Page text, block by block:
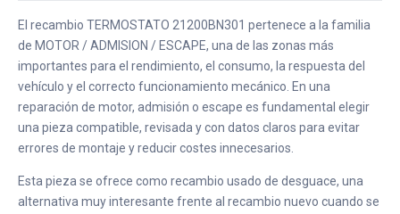
El recambio TERMOSTATO 21200BN301 pertenece a la familia
de MOTOR / ADMISION / ESCAPE, una de las zonas más
importantes para el rendimiento, el consumo, la respuesta del
vehículo y el correcto funcionamiento mecánico. En una
reparación de motor, admisión o escape es fundamental elegir
una pieza compatible, revisada y con datos claros para evitar
errores de montaje y reducir costes innecesarios.
Esta pieza se ofrece como recambio usado de desguace, una
alternativa muy interesante frente al recambio nuevo cuando se